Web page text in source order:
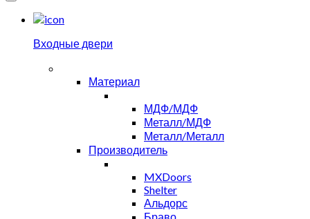
Входные двери
Материал
МДФ/МДФ
Металл/МДФ
Металл/Металл
Производитель
MXDoors
Shelter
Альдорс